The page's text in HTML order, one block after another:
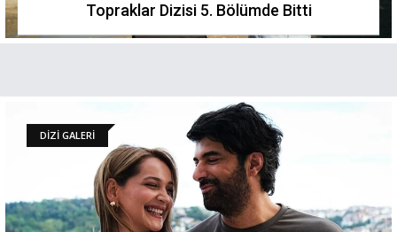
Topraklar Dizisi 5. Bölümde Bitti
DİZİ GALERİ